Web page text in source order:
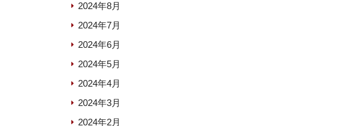
2024年8月
2024年7月
2024年6月
2024年5月
2024年4月
2024年3月
2024年2月